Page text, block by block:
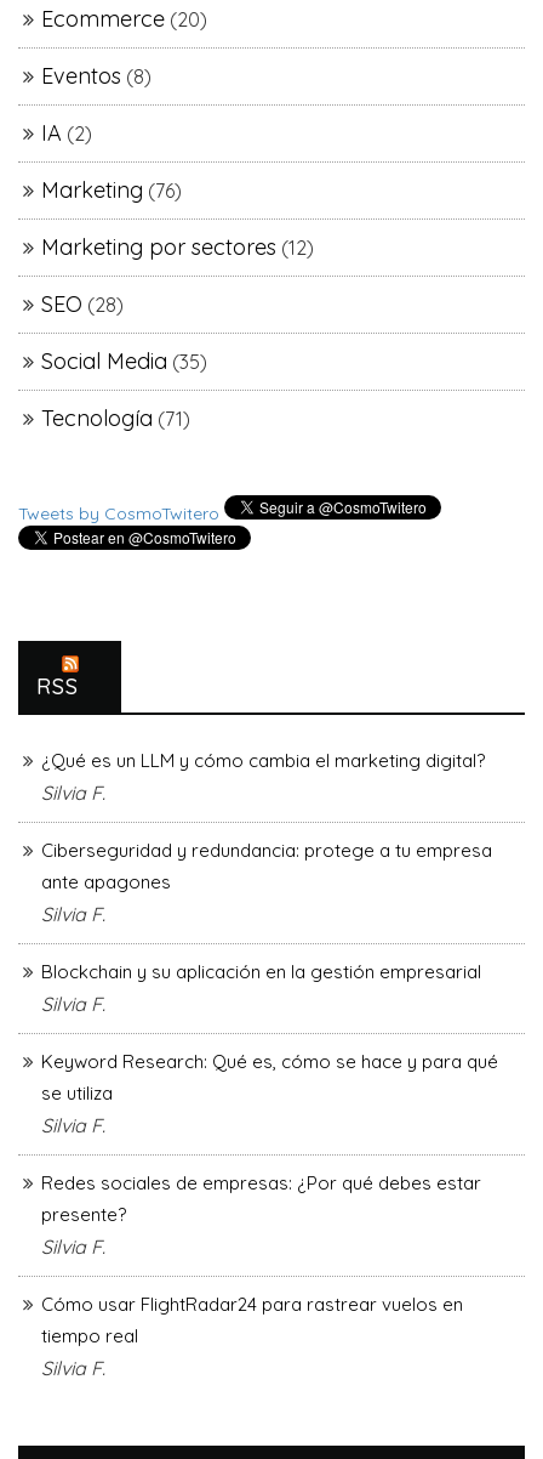
Ecommerce (20)
Eventos (8)
IA (2)
Marketing (76)
Marketing por sectores (12)
SEO (28)
Social Media (35)
Tecnología (71)
Tweets by CosmoTwitero
RSS
¿Qué es un LLM y cómo cambia el marketing digital?
Silvia F.
Ciberseguridad y redundancia: protege a tu empresa
ante apagones
Silvia F.
Blockchain y su aplicación en la gestión empresarial
Silvia F.
Keyword Research: Qué es, cómo se hace y para qué
se utiliza
Silvia F.
Redes sociales de empresas: ¿Por qué debes estar
presente?
Silvia F.
Cómo usar FlightRadar24 para rastrear vuelos en
tiempo real
Silvia F.